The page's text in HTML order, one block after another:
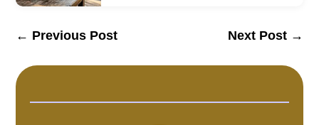
← Previous Post Next Post→